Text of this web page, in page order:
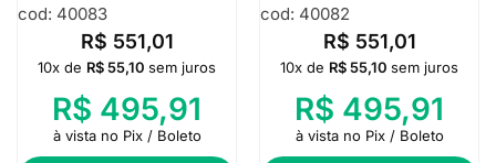
cod: 40083
R$ 551,01
10x de R$55,10 sem juros
R$ 495,91
à vista no Pix / Boleto
cod: 40082
R$ 551,01
10x de R$55,10 sem juros
R$ 495,91
à vista no Pix / Boleto